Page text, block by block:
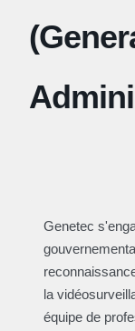
Genetec
la
équipe de